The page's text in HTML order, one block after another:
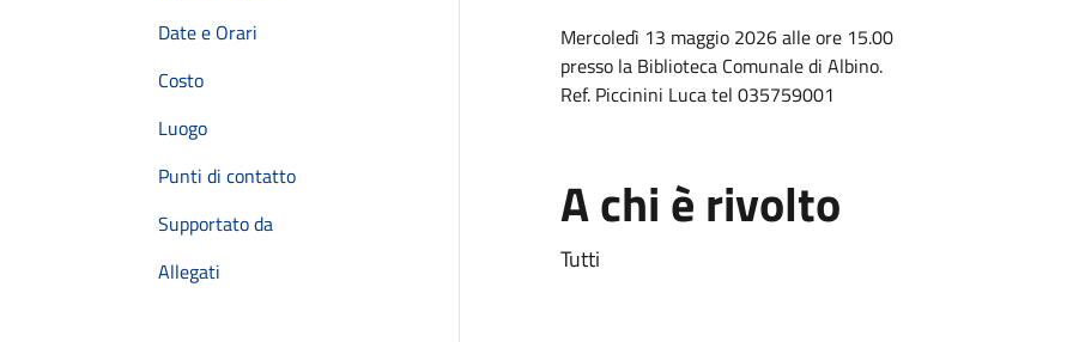
Date e Orari
Costo
Luogo
Punti di contatto
Supportato da
Allegati
Mercoledì 13 maggio 2026 alle ore 15.00
presso la Biblioteca Comunale di Albino.
Ref. Piccinini Luca tel 035759001
A chi è rivolto
Tutti